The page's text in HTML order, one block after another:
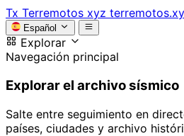
Tx Terremotos xyz
Español
Explorar
Navegación principal
Explorar el archivo sísmico
Salte entre seguimiento en
países, ciudades y archivo